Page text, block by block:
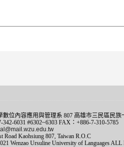
數位內容應用與管理系 807 高雄市三民區民族
342-6031 #6302~6303 FAX：+886-7-310-5785
Road Kaohsiung 807, Taiwan R.O.C
Wenzao Ursuline University of Languages